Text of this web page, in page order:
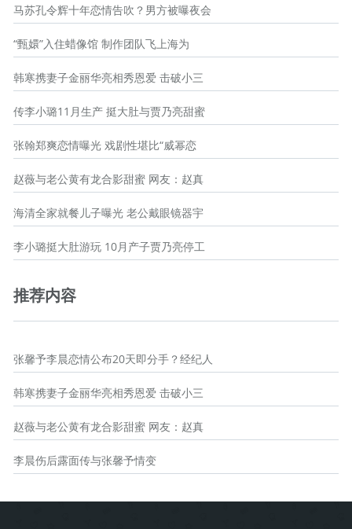
马苏孔令辉十年恋情告吹？男方被曝夜会
“甄嬛”入住蜡像馆 制作团队飞上海为
韩寒携妻子金丽华亮相秀恩爱 击破小三
传李小璐11月生产 挺大肚与贾乃亮甜蜜
张翰郑爽恋情曝光 戏剧性堪比“威幂恋
赵薇与老公黄有龙合影甜蜜 网友：赵真
海清全家就餐儿子曝光 老公戴眼镜器宇
李小璐挺大肚游玩 10月产子贾乃亮停工
推荐内容
张馨予李晨恋情公布20天即分手？经纪人
韩寒携妻子金丽华亮相秀恩爱 击破小三
赵薇与老公黄有龙合影甜蜜 网友：赵真
李晨伤后露面传与张馨予情变